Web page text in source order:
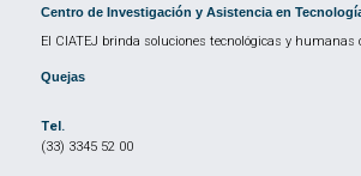
Centro de Investigación y Asistencia en
El CIATEJ brinda soluciones tecnológicas y
Quejas
Tel.
(33) 3345 52 00